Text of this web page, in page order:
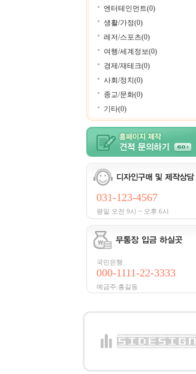
엔터테인먼트(0)
생활/가정(0)
레저/스포츠(0)
여행/세계정보(0)
경제/재테크(0)
사회/정치(0)
종교/문화(0)
기타(0)
031-123-4567
평일 오전 9시 ~ 오후 6시
국민은행
000-1111-22-3333
예금주:홍길동